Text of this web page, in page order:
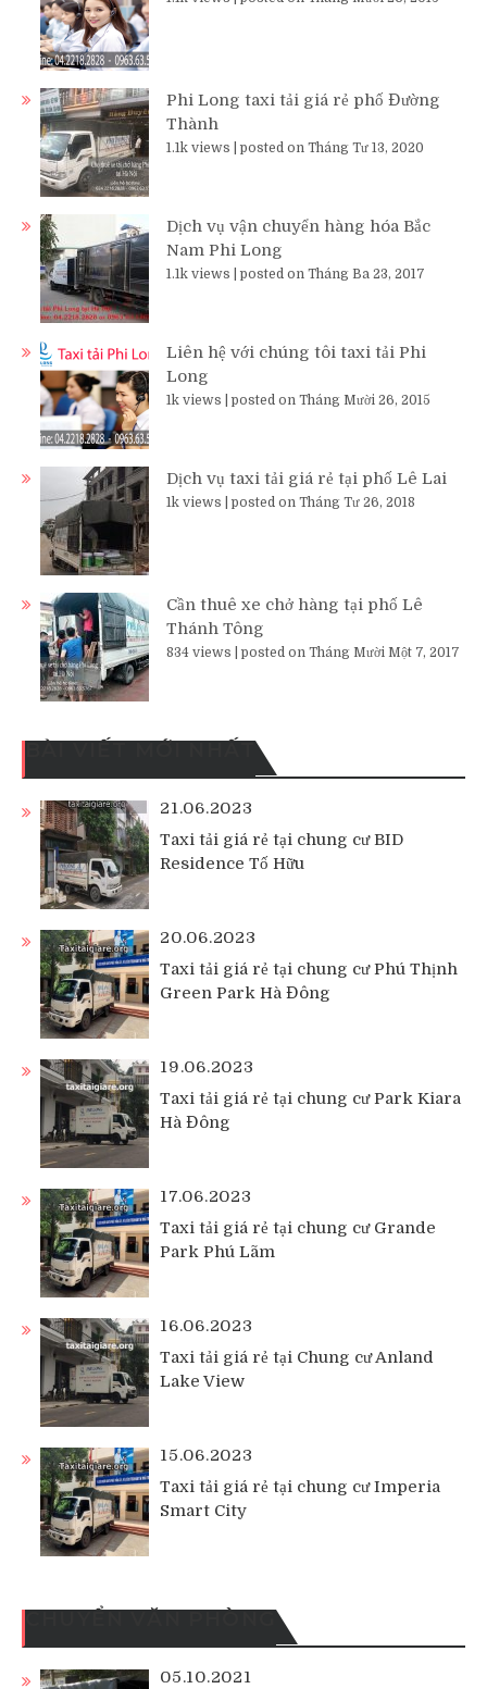
Phi Long taxi tải giá rẻ phố Đường
Thành
1.1k views posted on Tháng Tư 13, 2020
Dịch vụ vận chuyển hàng hóa Bắc
Nam Phi Long
1.1k views posted on Tháng Ba 23, 2017
Liên hệ với chúng tôi taxi tải Phi
Long
1k views posted on Tháng Mười 26, 2015
Dịch vụ taxi tải giá rẻ tại phố Lê Lai
1k views posted on Tháng Tư 26, 2018
Cần thuê xe chở hàng tại phố Lê
Thánh Tông
834 views posted on Tháng Mười Một 7, 2017
BÀI VIẾT MỚI NHẤT
21.06.2023
Taxi tải giá rẻ tại chung cư BID
Residence Tố Hữu
20.06.2023
Taxi tải giá rẻ tại chung cư Phú Thịnh
Green Park Hà Đông
19.06.2023
Taxi tải giá rẻ tại chung cư Park Kiara
Hà Đông
17.06.2023
Taxi tải giá rẻ tại chung cư Grande
Park Phú Lãm
16.06.2023
Taxi tải giá rẻ tại Chung cư Anland
Lake View
15.06.2023
Taxi tải giá rẻ tại chung cư Imperia
Smart City
05.10.2021